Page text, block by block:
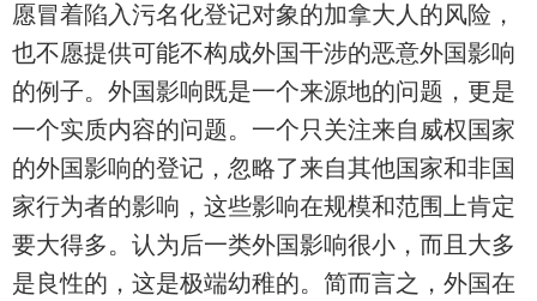
愿冒着陷入污名化登记对象的加拿大人的风险，
也不愿提供可能不构成外国干涉的恶意外国影响
的例子。外国影响既是一个来源地的问题，更是
一个实质内容的问题。一个只关注来自威权国家
的外国影响的登记，忽略了来自其他国家和非国
家行为者的影响，这些影响在规模和范围上肯定
要大得多。认为后一类外国影响很小，而且大多
是良性的，这是极端幼稚的。简而言之，外国在